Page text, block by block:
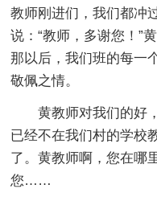
教师刚进们，我们都冲
说：“教师，多谢您！”
那以后，我们班的每一
敬佩之情。
黄教师对我们的好
已经不在我们村的学校
了。黄教师啊，您在哪
您……